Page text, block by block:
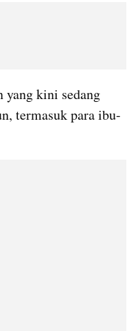
yang kini sedang
termasuk para ibu-